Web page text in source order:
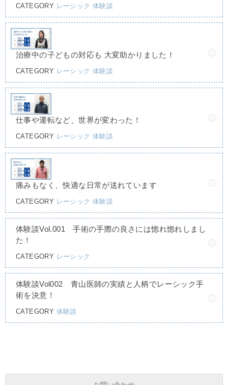
CATEGORY レーシック 体験談
治療中の子どもの対応も 大変助かりました！
CATEGORY レーシック 体験談
仕事や運転など、世界が変わった！
CATEGORY レーシック 体験談
痛みもなく、快適な日常が送れています
CATEGORY レーシック 体験談
体験談Vol.001 手術の手際の良さには惚れ惚れしまし
た！
CATEGORY レーシック
体験談Vol002 青山医師の実績と人柄でレーシック手
術を決意！
CATEGORY 体験談